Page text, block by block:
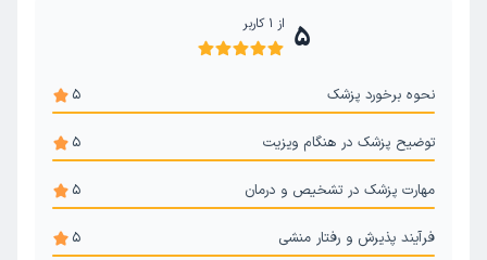
5 از 1 کاربر
نحوه برخورد پزشک 5
توضیح پزشک در هنگام ویزیت 5
مهارت پزشک در تشخیص و درمان 5
فرآیند پذیرش و رفتار منشی 5